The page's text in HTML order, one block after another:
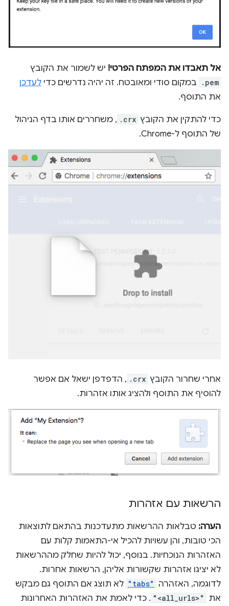
אל תאבדו את המפתח הפרטי! יש לשמור את הקובץ
.pem במקום סודי ומאובטח. זה יהיה נדרשים כדי לעדכן
את התוסף.
כדי להתקין את הקובץ .crx , משחררים אותו בדף הניהול
של התוסף ל-Chrome.
אחרי שחרור הקובץ .crx , הדפדפן ישאל אם אפשר
להוסיף את התוסף ולהציג אותו אזהרות.
הרשאות עם אזהרות
הערה: טבלאות ההרשאות מתעדכנות בהתאם לתוצאות
הכי טובות, והן עשויות להכיל אי-התאמות קלות עם
האזהרות הנוכחיות. בנוסף, יכול להיות שחלק מההרשאות
לא יציגו אזהרות שקשורות אליהן, הרשאות אחרות.
לדוגמה, האזהרה
"tabs" לא תוצג אם התוסף גם מבקש
את
"<all_urls>" . כדי לאמת את האזהרות האחרונות